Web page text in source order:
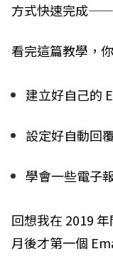
方式快速完成——
看完這篇教學，
建立好自己的
設定好自動回
學會一些電子
回想我在 2019
月後才第一個